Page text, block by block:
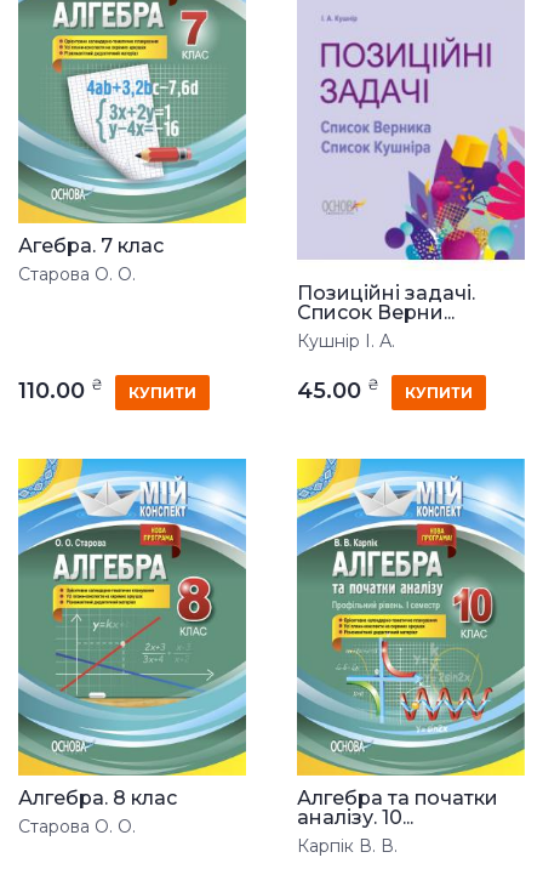
Агебра. 7 клас
Старова О. О.
110.00 ₴ КУПИТИ
Позиційні задачі.
Список Верни...
Кушнір І. А.
45.00 ₴ КУПИТИ
Алгебра. 8 клас
Старова О. О.
Алгебра та початки
аналізу. 10...
Карпік В. В.